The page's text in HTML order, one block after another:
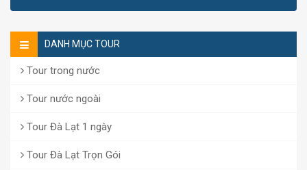
DANH MỤC TOUR
Tour trong nước
Tour nước ngoài
Tour Đà Lạt 1 ngày
Tour Đà Lạt Trọn Gói